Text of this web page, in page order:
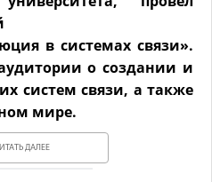
в системах связи».
о создании и
систем связи, а также
мире.
ДАЛЕЕ